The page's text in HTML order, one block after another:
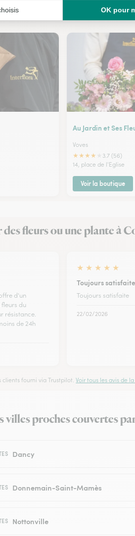
fleuristes à Conie-Molitard
Au Jardin et Ses
Voves
★★★★
3.7 (56)
14, place de l'Eglise
Voir la boutique
fleurs ou une plante à
d'un
du
résistance.
de 24h
★ ★ ★ ★ ★
Toujours satisfaite
Toujours satisfaite
22/02/2026
clients fourni via Trustpilot.Voir tous les avis de
proches couvertes
Dancy
Donnemain-Saint-Mamès
Nottonville